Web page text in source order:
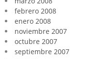
febrero 2008
enero 2008
noviembre 2007
octubre 2007
septiembre 2007